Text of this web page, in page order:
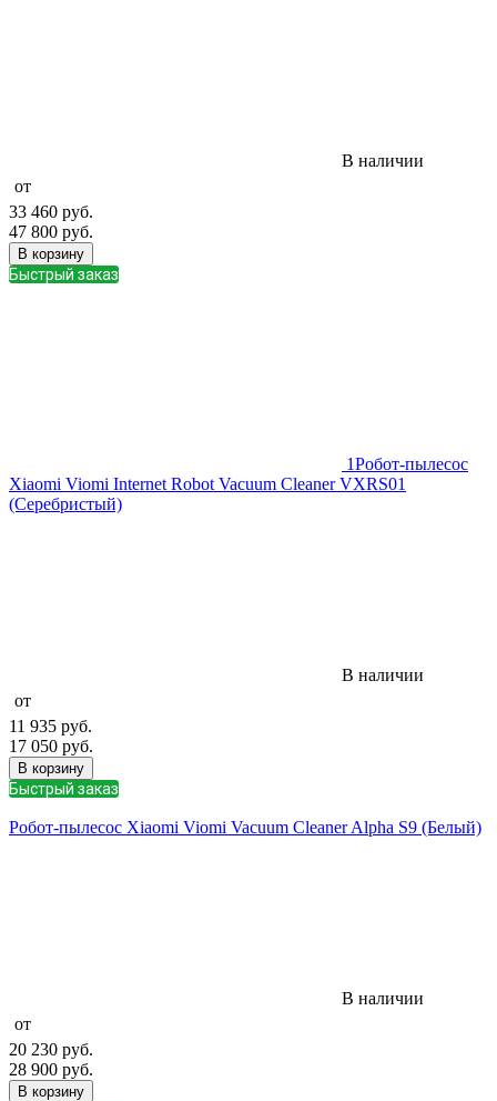
В наличии
от
33 460 руб.
47 800 руб.
В корзину
Быстрый заказ
1Робот-пылесос
Xiaomi Viomi Internet Robot Vacuum Cleaner VXRS01
(Серебристый)
В наличии
от
11 935 руб.
17 050 руб.
В корзину
Быстрый заказ
Робот-пылесос Xiaomi Viomi Vacuum Cleaner Alpha S9 (Белый)
В наличии
от
20 230 руб.
28 900 руб.
В корзину